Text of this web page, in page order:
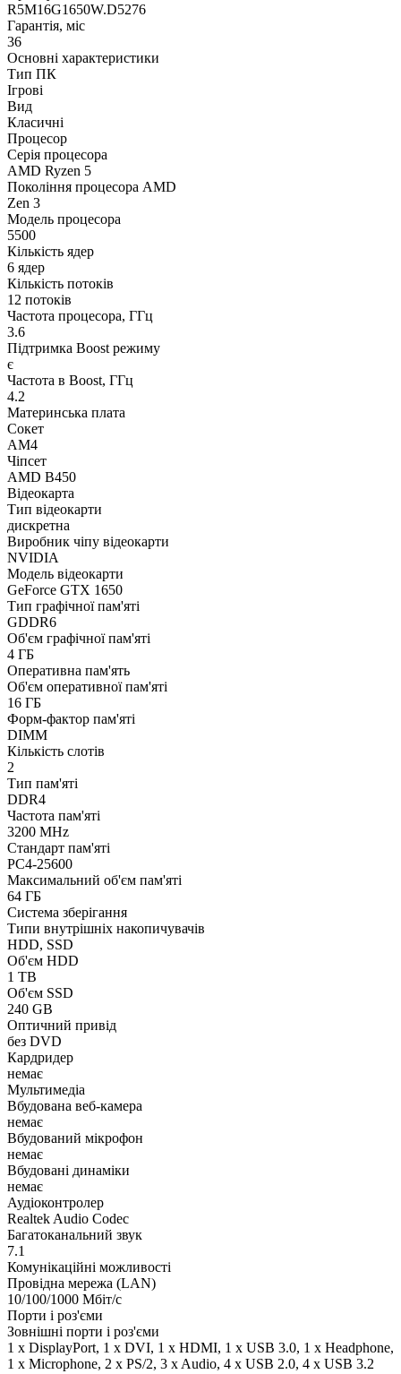
R5M16G1650W.D5276
Гарантія, міс
36
Основні характеристики
Тип ПК
Ігрові
Вид
Класичні
Процесор
Серія процесора
AMD Ryzen 5
Покоління процесора AMD
Zen 3
Модель процесора
5500
Кількість ядер
6 ядер
Кількість потоків
12 потоків
Частота процесора, ГГц
3.6
Підтримка Boost режиму
є
Частота в Boost, ГГц
4.2
Материнська плата
Сокет
AM4
Чіпсет
AMD B450
Відеокарта
Тип відеокарти
дискретна
Виробник чіпу відеокарти
NVIDIA
Модель відеокарти
GeForce GTX 1650
Тип графічної пам'яті
GDDR6
Об'єм графічної пам'яті
4 ГБ
Оперативна пам'ять
Об'єм оперативної пам'яті
16 ГБ
Форм-фактор пам'яті
DIMM
Кількість слотів
2
Тип пам'яті
DDR4
Частота пам'яті
3200 MHz
Стандарт пам'яті
PC4-25600
Максимальний об'єм пам'яті
64 ГБ
Система зберігання
Типи внутрішніх накопичувачів
HDD, SSD
Об'єм HDD
1 TB
Об'єм SSD
240 GB
Оптичний привід
без DVD
Кардридер
немає
Мультимедіа
Вбудована веб-камера
немає
Вбудований мікрофон
немає
Вбудовані динаміки
немає
Аудіоконтролер
Realtek Audio Codec
Багатоканальний звук
7.1
Комунікаційні можливості
Провідна мережа (LAN)
10/100/1000 Мбіт/с
Порти і роз'єми
Зовнішні порти і роз'єми
1 x DisplayPort, 1 x DVI, 1 x HDMI, 1 x USB 3.0, 1 x Нeadphone,
1 х Microphone, 2 x PS/2, 3 x Audio, 4 x USB 2.0, 4 x USB 3.2